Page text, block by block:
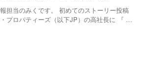
。
担当のみくです。 初めてのストーリー投稿
プロパティーズ（以下JP）の高社長に 『 今
読んでいただけたら嬉しいです！ 高 将
父の影響で起業に...